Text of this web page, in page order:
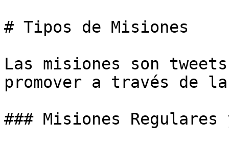
# Tipos de Misiones
Las misiones son
promover a través de la
### Misiones Regulares